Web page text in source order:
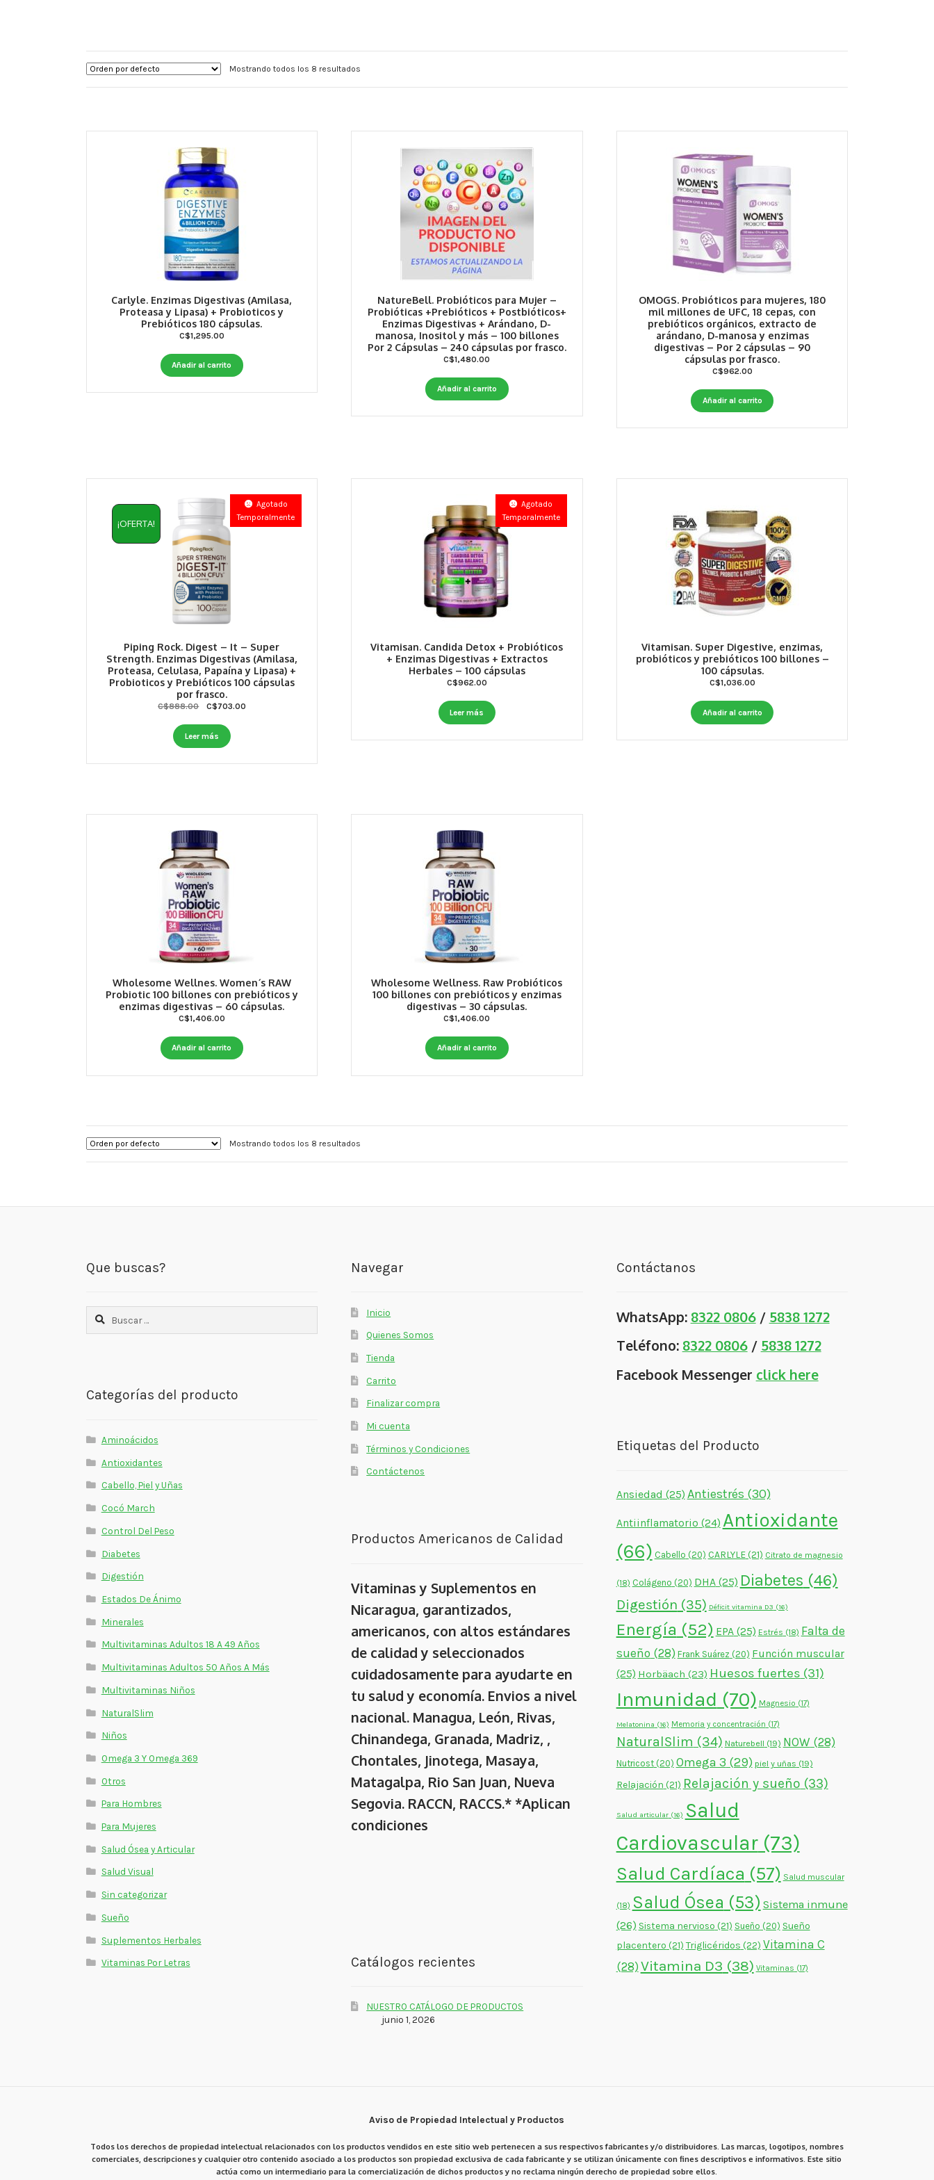
Mostrando todos los 8 resultados
Carlyle. Enzimas Digestivas (Amilasa,
Proteasa y Lipasa) + Probioticos y
Prebióticos 180 cápsulas.
C$1,295.00
Añadir al carrito
NatureBell. Probióticos para Mujer –
Probióticas +Prebióticos + Postbióticos+
Enzimas Digestivas + Arándano, D-
manosa, Inositol y más – 100 billones
Por 2 Cápsulas – 240 cápsulas por frasco.
C$1,480.00
Añadir al carrito
OMOGS. Probióticos para mujeres, 180
mil millones de UFC, 18 cepas, con
prebióticos orgánicos, extracto de
arándano, D-manosa y enzimas
digestivas – Por 2 cápsulas – 90
cápsulas por frasco.
C$962.00
Añadir al carrito
Piping Rock. Digest – It – Super
Strength. Enzimas Digestivas (Amilasa,
Proteasa, Celulasa, Papaína y Lipasa) +
Probioticos y Prebióticos 100 cápsulas
por frasco.
¡OFERTA!
Agotado
Temporalmente
C$888.00
Original
was:
C$888.00.
C$703.00Current
Leer más
Vitamisan. Candida Detox + Probióticos
+ Enzimas Digestivas + Extractos
Herbales – 100 cápsulas
Agotado
Temporalmente
C$962.00
Leer más
Vitamisan. Super Digestive, enzimas,
probióticos y prebióticos 100 billones –
100 cápsulas.
C$1,036.00
Añadir al carrito
Wholesome Wellnes. Women´s RAW
Probiotic 100 billones con prebióticos y
enzimas digestivas – 60 cápsulas.
C$1,406.00
Añadir al carrito
Wholesome Wellness. Raw Probióticos
100 billones con prebióticos y enzimas
digestivas – 30 cápsulas.
C$1,406.00
Añadir al carrito
Mostrando todos los 8 resultados
Que buscas?
Buscar:
Categorías del producto
Aminoácidos
Antioxidantes
Cabello, Piel y Uñas
Cocó March
Control Del Peso
Diabetes
Digestión
Estados De Ánimo
Minerales
Multivitaminas Adultos 18 A 49 Años
Multivitaminas Adultos 50 Años A Más
Multivitaminas Niños
NaturalSlim
Niños
Omega 3 Y Omega 369
Otros
Para Hombres
Para Mujeres
Salud Ósea y Articular
Salud Visual
Sin categorizar
Sueño
Suplementos Herbales
Vitaminas Por Letras
Navegar
Inicio
Quienes Somos
Tienda
Carrito
Finalizar compra
Mi cuenta
Términos y Condiciones
Contáctenos
Productos Americanos de Calidad
Vitaminas y Suplementos en
Nicaragua, garantizados,
americanos, con altos estándares
de calidad y seleccionados
cuidadosamente para ayudarte en
tu salud y economía. Envios a nivel
nacional. Managua, León, Rivas,
Chinandega, Granada, Madriz, ,
Chontales, Jinotega, Masaya,
Matagalpa, Rio San Juan, Nueva
Segovia. RACCN, RACCS.* *Aplican
condiciones
Catálogos recientes
NUESTRO CATÁLOGO DE PRODUCTOS
junio 1, 2026
Contáctanos
WhatsApp: 8322 0806/ 5838 1272
Teléfono: 8322 0806/ 5838 1272
Facebook Messenger click here
Etiquetas del Producto
Ansiedad (25) Antiestrés (30)
Antiinflamatorio (24) Antioxidante
(66) Cabello (20) CARLYLE(21) Citrato de magnesio
(18) Colágeno (20) DHA(25) Diabetes (46)
Digestión (35) Déficit vitamina D3 (16)
Energía (52) EPA(25) Estrés (18) Falta de
sueño (28) Frank Suárez (20) Función muscular
(25) Horbäach (23) Huesos fuertes (31)
Inmunidad (70) Magnesio (17)
Melatonina (16) Memoria y concentración (17)
NaturalSlim (34) Naturebell (19) NOW (28)
Nutricost(20) Omega 3 (29) piel y uñas (19)
Relajación (21) Relajación y sueño (33)
Salud articular(16) Salud
Cardiovascular(73)
Salud Cardíaca (57) Salud muscular
(18) Salud Ósea (53) Sistema inmune
(26) Sistema nervioso (21) Sueño (20) Sueño
placentero (21) Triglicéridos (22) Vitamina C
(28) Vitamina D3 (38) Vitaminas (17)
Aviso de Propiedad Intelectual y Productos
Todos los derechos de propiedad intelectual relacionados con los productos vendidos en este sitio web pertenecen a sus respectivos fabricantes y/o distribuidores. Las marcas, logotipos, nombres
comerciales, descripciones y cualquier otro contenido asociado a los productos son propiedad exclusiva de cada fabricante y se utilizan únicamente con fines descriptivos e informativos. Este sitio
actúa como un intermediario para la comercialización de dichos productos y no reclama ningún derecho de propiedad sobre ellos.